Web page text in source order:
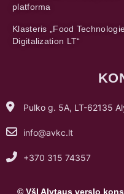
platforma
Klasteris „Food
Digitalization LT“
Pulko g. 5A, LT-62135
info@avkc.lt
+370 315 74357
© VšĮ Alytaus verslo